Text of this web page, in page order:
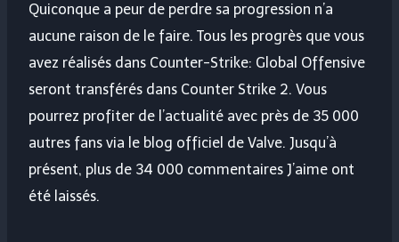
Quiconque a peur de perdre sa progression n’a
aucune raison de le faire. Tous les progrès que vous
avez réalisés dans Counter-Strike: Global Offensive
seront transférés dans Counter Strike 2. Vous
pourrez profiter de l’actualité avec près de 35 000
autres fans via le blog officiel de Valve. Jusqu’à
présent, plus de 34 000 commentaires J’aime ont
été laissés.